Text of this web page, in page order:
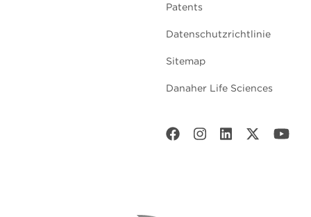
Patents
Datenschutzrichtlinie
Sitemap
Danaher Life Sciences